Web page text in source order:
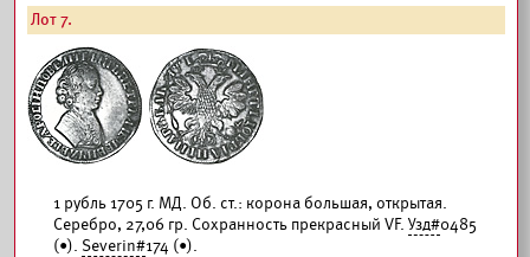
Лот 7.
1 рубль 1705 г. МД. Об. ст.: корона большая, открытая.
Серебро, 27,06 гр. Сохранность прекрасный VF. Узд#0485
(•). Severin#174 (•).